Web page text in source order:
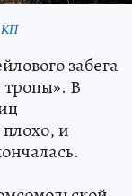
КП
забега
тропы». В
и